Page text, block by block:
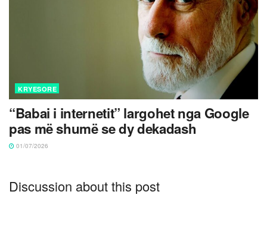
KRYESORE
“Babai i internetit” largohet nga Google
pas më shumë se dy dekadash
01/07/2026
Discussion about this post